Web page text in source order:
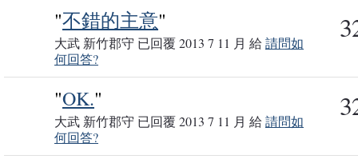
"不錯的主意"
大武 新竹郡守 已回覆 2013 7 11 月 給請問如
何回答?
"OK."
大武 新竹郡守 已回覆 2013 7 11 月 給請問如
何回答?